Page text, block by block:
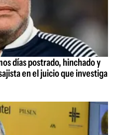
días postrado, hinchado y
en el juicio que investiga